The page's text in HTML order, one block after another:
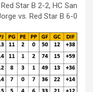
Star B 2-2, HC San
vs. Red Star B 6-0